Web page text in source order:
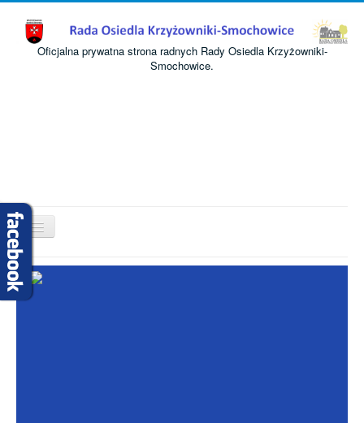
Oficjalna prywatna strona radnych Rady Osiedla Krzyżowniki-
Smochowice.
Przełącz
nawigację
Start
O nas